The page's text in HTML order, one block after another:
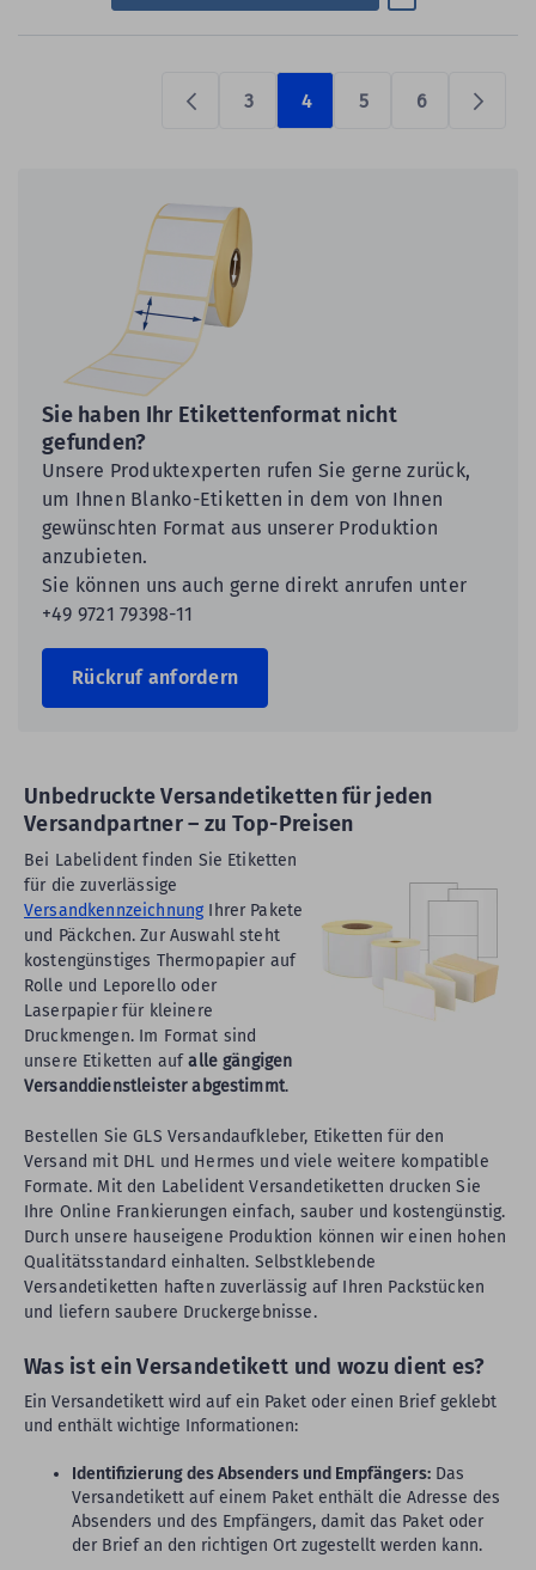
3 4 5 6
Sie haben Ihr Etikettenformat nicht
gefunden?
Unsere Produktexperten rufen Sie gerne zurück,
um Ihnen Blanko-Etiketten in dem von Ihnen
gewünschten Format aus unserer Produktion
anzubieten.
Sie können uns auch gerne direkt anrufen unter
+49 9721 79398-11
Rückruf anfordern
Unbedruckte Versandetiketten für jeden
Versandpartner – zu Top-Preisen
Bei Labelident finden Sie Etiketten
für die zuverlässige
Versandkennzeichnung Ihrer Pakete
und Päckchen. Zur Auswahl steht
kostengünstiges Thermopapier auf
Rolle und Leporello oder
Laserpapier für kleinere
Druckmengen. Im Format sind
unsere Etiketten aufalle gängigen
Versanddienstleister abgestimmt.
Bestellen Sie GLS Versandaufkleber, Etiketten für den
Versand mit DHL und Hermes und viele weitere kompatible
Formate. Mit den Labelident Versandetiketten drucken Sie
Ihre Online Frankierungen einfach, sauber und kostengünstig.
Durch unsere hauseigene Produktion können wir einen hohen
Qualitätsstandard einhalten. Selbstklebende
Versandetiketten haften zuverlässig auf Ihren Packstücken
und liefern saubere Druckergebnisse.
Was ist ein Versandetikett und wozu dient es?
Ein Versandetikett wird auf ein Paket oder einen Brief geklebt
und enthält wichtige Informationen:
Identifizierung des Absenders und Empfängers: Das
Versandetikett auf einem Paket enthält die Adresse des
Absenders und des Empfängers, damit das Paket oder
der Brief an den richtigen Ort zugestellt werden kann.